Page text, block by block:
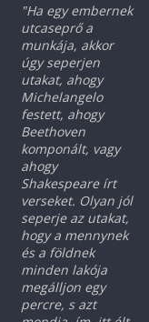
"Ha egy embernek
utcaseprő a
munkája, akkor
úgy seperjen
utakat, ahogy
Michelangelo
festett, ahogy
Beethoven
komponált, vagy
ahogy
Shakespeare írt
verseket. Olyan jól
seperje az utakat,
hogy a mennynek
és a földnek
minden lakója
megálljon egy
percre, s azt